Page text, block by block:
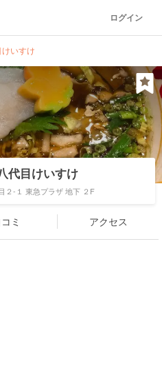
ログイン
いすけ
代目けいすけ
２-１ 東急プラザ 地下 ２F
ミ アクセス